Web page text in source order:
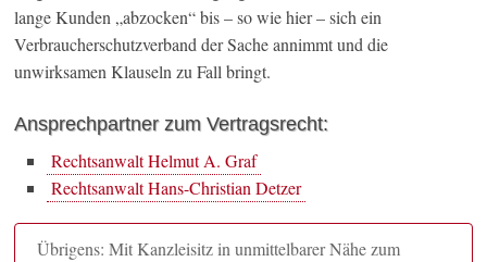
lange Kunden „abzocken“ bis – so wie hier – sich ein
Verbraucherschutzverband der Sache annimmt und die
unwirksamen Klauseln zu Fall bringt.
Ansprechpartner zum Vertragsrecht:
Rechtsanwalt Helmut A. Graf
Rechtsanwalt Hans-Christian Detzer
Übrigens: Mit Kanzleisitz in unmittelbarer Nähe zum